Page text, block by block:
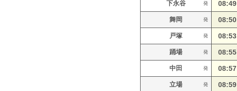
下永谷 発 08:49
舞岡 発 08:50
戸塚 発 08:53
踊場 発 08:55
中田 発 08:57
立場 発 08:59